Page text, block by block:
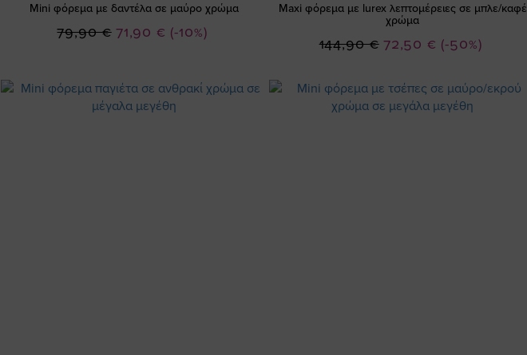
Mini φόρεμα με δαντέλα σε μαύρο χρώμα
(-10%)
Ειδική
71,90 €
79,90 €
Maxi φόρεμα με lurex λεπτομέρειες σε μπλε/καφέ
χρώμα
(-50%)
Ειδική
72,50 €
144,90 €